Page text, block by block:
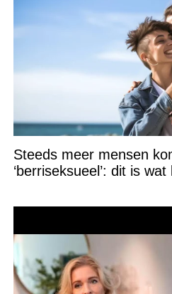
Steeds meer mensen
‘berriseksueel’: dit is